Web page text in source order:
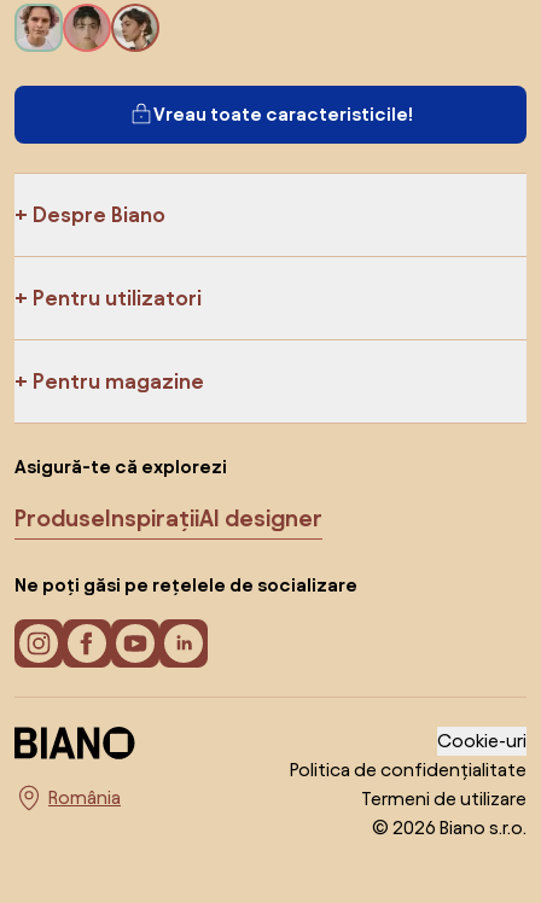
Vreau toate caracteristicile!
Despre Biano
Pentru utilizatori
Pentru magazine
Asigură-te că explorezi
ProduseInspirațiiAI designer
Ne poți găsi pe rețelele de socializare
Alege țara
Cookie-uri
Politica de confidențialitate
Termeni de utilizare
© 2026 Biano s.r.o.